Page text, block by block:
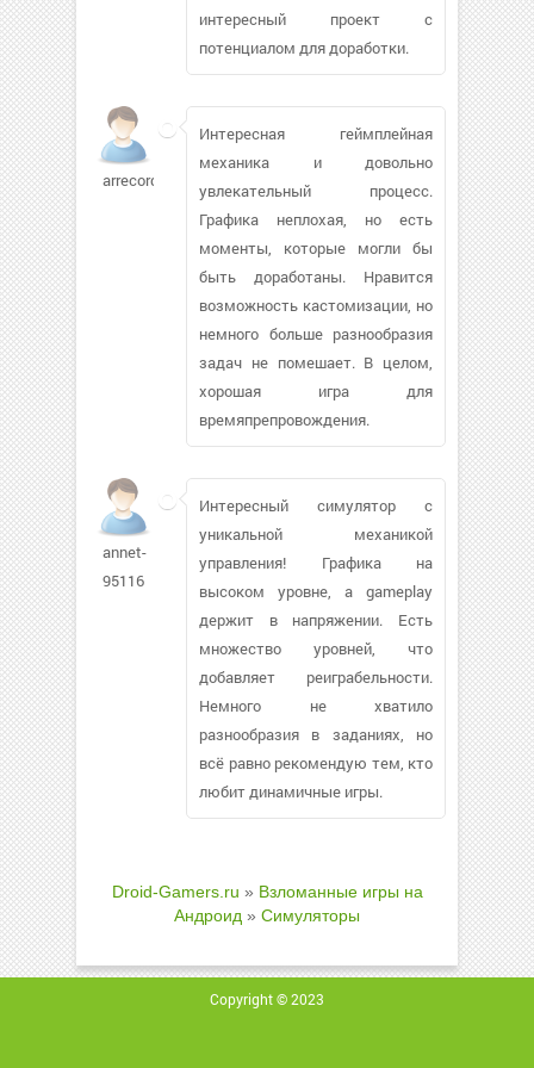
интересный проект с
потенциалом для доработки.
arrecords531
Интересная геймплейная
механика и довольно
увлекательный процесс.
Графика неплохая, но есть
моменты, которые могли бы
быть доработаны. Нравится
возможность кастомизации, но
немного больше разнообразия
задач не помешает. В целом,
хорошая игра для
времяпрепровождения.
annet-
95116
Интересный симулятор с
уникальной механикой
управления! Графика на
высоком уровне, а gameplay
держит в напряжении. Есть
множество уровней, что
добавляет реиграбельности.
Немного не хватило
разнообразия в заданиях, но
всё равно рекомендую тем, кто
любит динамичные игры.
Droid-Gamers.ru » Взломанные игры на
Андроид » Симуляторы
Copyright © 2023